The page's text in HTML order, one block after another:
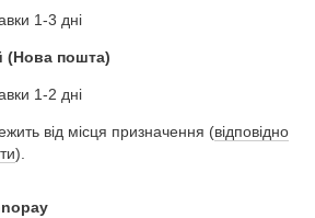
1-3 дні
(Нова пошта)
1-2 дні
від місця призначення (відповідно
).